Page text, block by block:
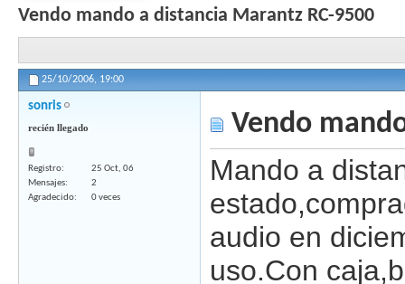
Vendo mando a distancia Marantz RC-9500
25/10/2006, 19:00
sonris
recién llegado
Registro
25 Oct, 06
Mensajes
2
Agradecido
0 veces
Vendo
Mando a
audio en
uso.Con